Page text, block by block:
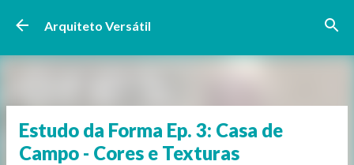
Pular para o conteúdo principal
Arquiteto Versátil
Estudo da Forma Ep. 3: Casa de
Campo - Cores e Texturas